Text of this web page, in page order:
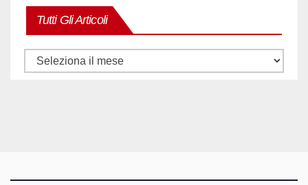
Tutti Gli Articoli
Tutti